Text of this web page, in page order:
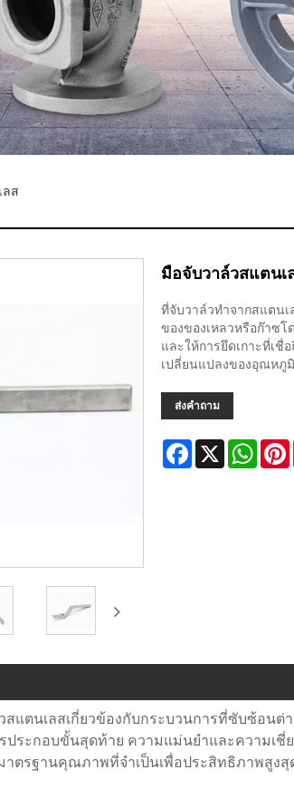
ลส
มือจับวาล์วสแตนเ
ที่จับวาล์วทำจากสแตน
ของของเหลวหรือก๊าซโ
และให้การยึดเกาะที่เ
เปลี่ยนแปลงของอุณหภู
ส่งคำถาม
Facebook
X
แตนเลสเกี่ยวข้องกับกระบวนการที่ซับซ้อนต่
รประกอบขั้นสุดท้าย ความแม่นยำและความเ
าตรฐานคุณภาพที่จำเป็นเพื่อประสิทธิภาพสูงสุ